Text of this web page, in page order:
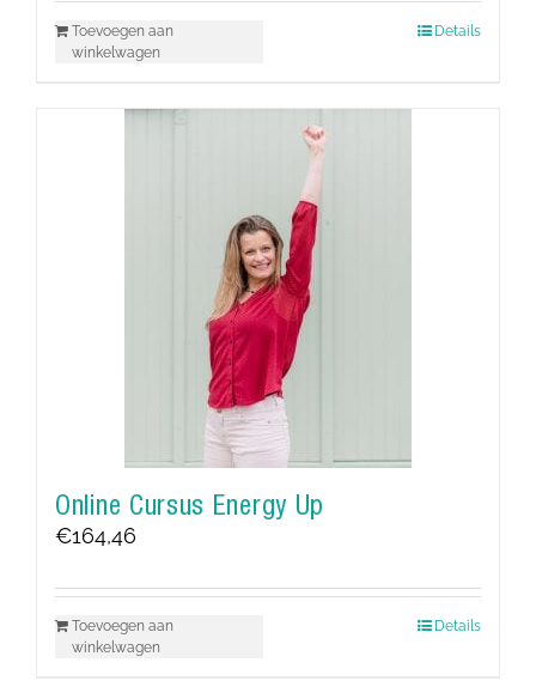
Toevoegen aan
winkelwagen
Details
Online Cursus Energy Up
€164,46
Toevoegen aan
winkelwagen
Details